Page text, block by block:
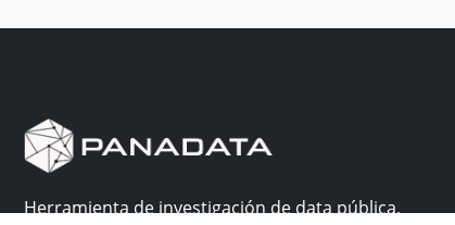
Herramienta de investigación de data pública,